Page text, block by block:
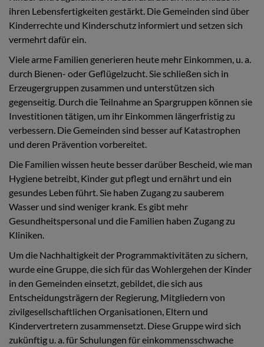
ihren Lebensfertigkeiten gestärkt. Die Gemeinden sind über
Kinderrechte und Kinderschutz informiert und setzen sich
vermehrt dafür ein.
Viele arme Familien generieren heute mehr Einkommen, u. a.
durch Bienen- oder Geflügelzucht. Sie schließen sich in
Erzeugergruppen zusammen und unterstützen sich
gegenseitig. Durch die Teilnahme an Spargruppen können sie
Investitionen tätigen, um ihr Einkommen längerfristig zu
verbessern. Die Gemeinden sind besser auf Katastrophen
und deren Prävention vorbereitet.
Die Familien wissen heute besser darüber Bescheid, wie man
Hygiene betreibt, Kinder gut pflegt und ernährt und ein
gesundes Leben führt. Sie haben Zugang zu sauberem
Wasser und sind weniger krank. Es gibt mehr
Gesundheitspersonal und die Familien haben Zugang zu
Kliniken.
Um die Nachhaltigkeit der Programmaktivitäten zu sichern,
wurde eine Gruppe, die sich für das Wohlergehen der Kinder
in den Gemeinden einsetzt, gebildet, die sich aus
Entscheidungsträgern der Regierung, Mitgliedern von
zivilgesellschaftlichen Organisationen, Eltern und
Kindervertretern zusammensetzt. Diese Gruppe wird sich
zukünftig u. a. für Schulungen für einkommensschwache